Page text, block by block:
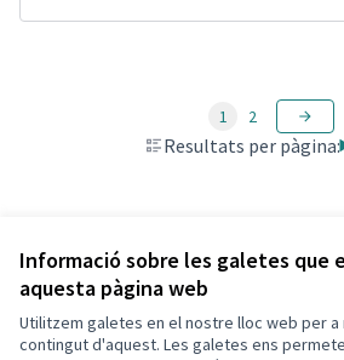
Informació sobre les galetes que
aquesta pàgina web
Utilitzem galetes en el nostre lloc web per
contingut d'aquest. Les galetes ens
Resultats per pàgina:
1 2
Veure totes les propostes retirades
Termes i condicions d'ús
Configuració de les galetes